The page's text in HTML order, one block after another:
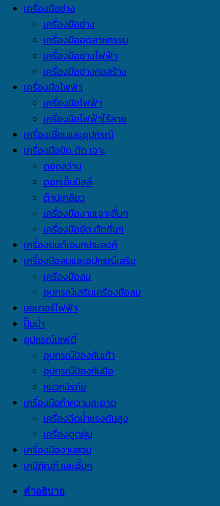
เครื่องมือช่าง
เครื่องมือช่าง
เครื่องมืออุตสาหกรรม
เครื่องมือช่างไฟฟ้า
เครื่องมือช่างก่อสร้าง
เครื่องมือไฟฟ้า
เครื่องมือไฟฟ้า
เครื่องมือไฟฟ้าไร้สาย
เครื่องเชื่อมและอุปกรณ์
เครื่องมือขัด ตัด เจาะ
ดอกสว่าน
ดอกเอ็นมิลล์
ต๊าปเกลียว
เครื่องมืองานเจาะอื่นๆ
เครื่องมือขัด ตัดอื่นๆ
เครื่องยนต์เอนกประสงค์
เครื่องมือลมและอุปกรณ์เสริม
เครื่องมือลม
อุปกรณ์เสริมเครื่องมือลม
มอเตอร์ไฟฟ้า
ปั๊มน้ำ
อุปกรณ์เซฟตี้
อุปกรณ์ป้องกันเท้า
อุปกรณ์ป้องกันมือ
หมวกนิรภัย
เครื่องมือทำความสะอาด
เครื่องฉีดน้ำแรงดันสูง
เครื่องดูดฝุ่น
เครื่องมืองานสวน
เคมีภัณฑ์ และอื่นๆ
คำอธิบาย